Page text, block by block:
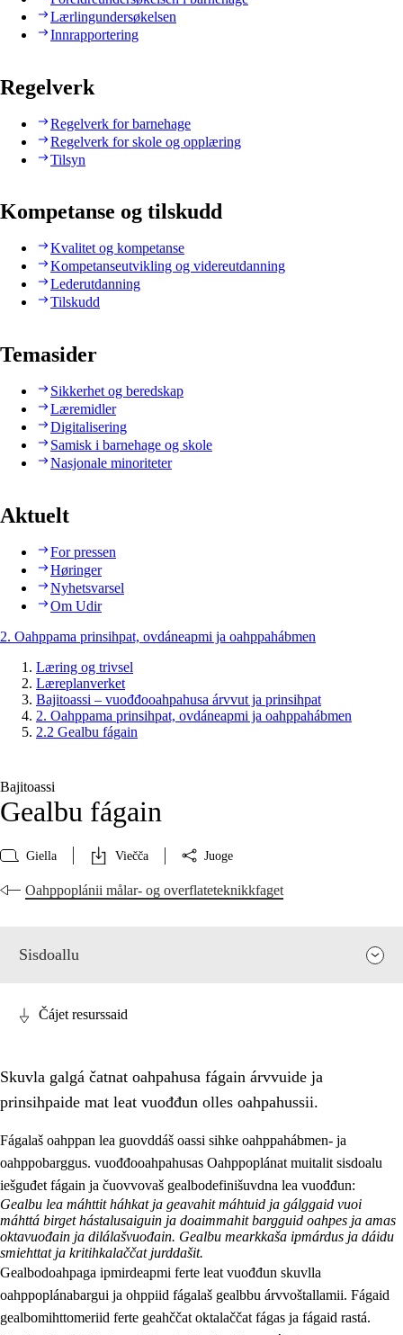
Lærlingundersøkelsen
Innrapportering
Regelverk
Regelverk for barnehage
Regelverk for skole og opplæring
Tilsyn
Kompetanse og tilskudd
Kvalitet og kompetanse
Kompetanseutvikling og videreutdanning
Lederutdanning
Tilskudd
Temasider
Sikkerhet og beredskap
Læremidler
Digitalisering
Samisk i barnehage og skole
Nasjonale minoriteter
Aktuelt
For pressen
Høringer
Nyhetsvarsel
Om Udir
2. Oahppama prinsihpat, ovdáneapmi ja oahppahábmen
Læring og trivsel
Læreplanverket
Bajitoassi – vuođđooahpahusa árvvut ja prinsihpat
2. Oahppama prinsihpat, ovdáneapmi ja oahppahábmen
2.2 Gealbu fágain
Bajitoassi
Gealbu fágain
Giella Viečča Juoge
Oahppoplánii målar- og overflateteknikkfaget
Sisdoallu
2. Oahppama prinsihpat, ovdáneapmi ja oahppahábmen
2.1 Sosiála oahppan ja ovdáneapmi
2.2 Gealbu fágain
Čájet resurssaid
Skuvla galgá čatnat oahpahusa fágain árvvuide ja
prinsihpaide mat leat vuođđun olles oahpahussii.
Fágalaš oahppan lea guovddáš oassi sihke oahppahábmen- ja
oahppobarggus. vuođđooahpahusas Oahppoplánat muitalit sisdoalu
iešguđet fágain ja čuovvovaš gealbodefinišuvdna lea vuođđun:
Gealbu lea máhttit háhkat ja geavahit máhtuid ja gálggaid vuoi
máhttá birget hástalusaiguin ja doaimmahit bargguid oahpes ja amas
oktavuođain ja dilálašvuođain. Gealbu mearkkaša ipmárdus ja dáidu
smiehttat ja kritihkalaččat jurddašit.
Gealbodoahpaga ipmirdeapmi ferte leat vuođđun skuvlla
oahppoplánabargui ja ohppiid fágalaš gealbbu árvvoštallamii. Fágaid
gealbomihttomeriid ferte geahččat oktalaččat fágas ja fágaid rastá.